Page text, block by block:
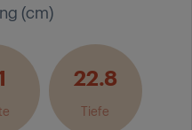
(cm)
22.8
Tiefe